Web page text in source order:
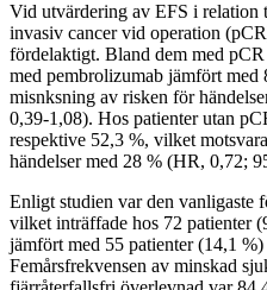
Vid utvärdering av EFS i relation
invasiv cancer vid operation
fördelaktigt. Bland dem med
med pembrolizumab jämfört med
misnksning av risken för
0,39-1,08). Hos patienter utan
respektive 52,3 %, vilket
händelser med 28 % (HR, 0,72;
Enligt studien var den vanligaste
vilket inträffade hos 72 patienter
jämfört med 55 patienter (14,1
Femårsfrekvensen av minskad